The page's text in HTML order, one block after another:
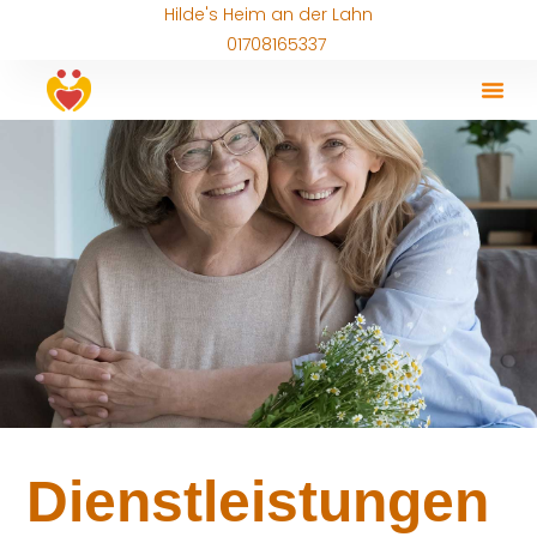
Hilde's Heim an der Lahn
01708165337
Dienstleistungen